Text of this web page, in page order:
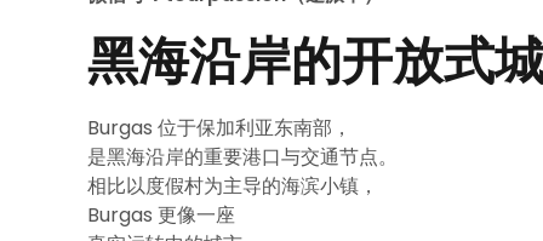
黑海沿岸的开放式
Burgas 位于保加利亚东南部，
是黑海沿岸的重要港口与交通节点。
相比以度假村为主导的海滨小镇，
Burgas 更像一座